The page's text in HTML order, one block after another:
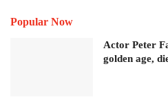
Popular Now
Actor Peter
golden age,